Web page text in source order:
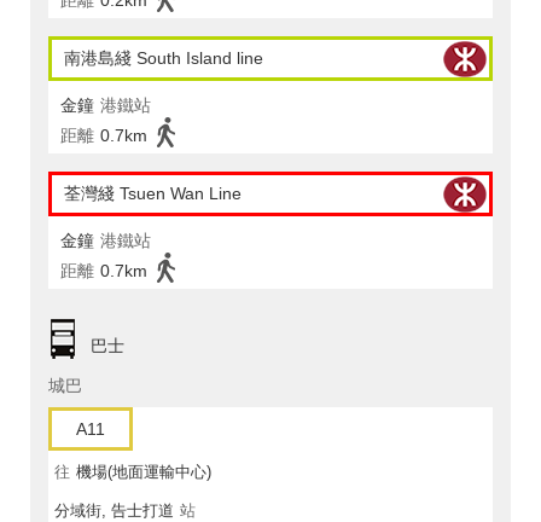
南港島綫 South Island line
金鐘 港鐵站
距離 0.7km
荃灣綫 Tsuen Wan Line
金鐘 港鐵站
距離 0.7km
巴士
城巴
A11
往 機場(地面運輸中心)
分域街, 告士打道 站